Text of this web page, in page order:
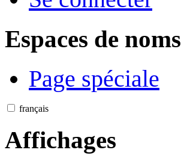
Espaces de noms
Page spéciale
français
Affichages